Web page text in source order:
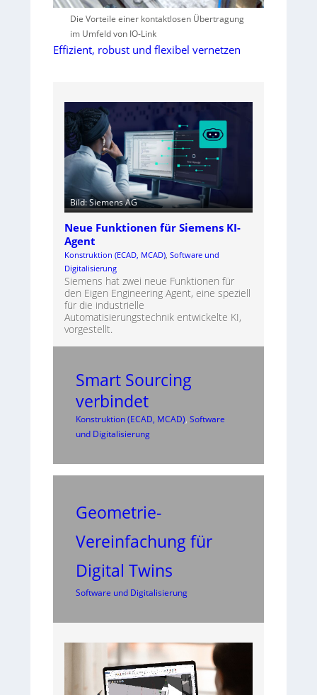
Die Vorteile einer kontaktlosen Übertragung
im Umfeld von IO-Link
Effizient, robust und flexibel vernetzen
Bild: Siemens AG
Neue Funktionen für Siemens KI-
Agent
Konstruktion (ECAD, MCAD), Software und
Digitalisierung
Siemens hat zwei neue Funktionen für
den Eigen Engineering Agent, eine speziell
für die industrielle
Automatisierungstechnik entwickelte KI,
vorgestellt.
Smart Sourcing
verbindet
Konstruktion (ECAD, MCAD), Software
und Digitalisierung
Geometrie-
Vereinfachung für
Digital Twins
Software und Digitalisierung